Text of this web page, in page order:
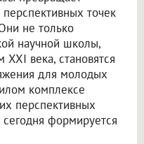
точек
не только
научной школы,
века, становятся
для молодых
комплексе
перспективных
формируется